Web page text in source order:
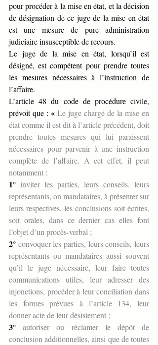
pour procéder à la mise en état, et la décision
de désignation de ce juge de la mise en état
est une mesure de pure administration
judiciaire insusceptible de recours.
Le juge de la mise en état, lorsqu’il est
désigné, est compétent pour prendre toutes
les mesures nécessaires à l’instruction de
l’affaire.
L’article 48 du code de procédure civile,
prévoit que : « Le juge chargé de la mise en
état comme il est dit à l’article précédent, doit
prendre toutes mesures qui lui paraissent
nécessaires pour parvenir à une instruction
complète de l’affaire. A cet effet, il peut
notamment :
1° inviter les parties, leurs conseils, leurs
représentants, on mandataires, à présenter sur
leurs respectives, les conclusions soit écrites,
soit orales, dans ce dernier cas elles font
l’objet d’un procès-verbal ;
2° convoquer les parties, leurs conseils, leurs
représentants ou mandataires aussi souvent
qu’il le juge nécessaire, leur faire toutes
communications utiles, leur adresser des
injonctions, procéder à leur conciliation dans
les formes prévues à l’article 134, leur
donner acte de leur désistement ;
3° autoriser ou réclamer le dépôt de
conclusion additionnelles, ainsi que de toutes